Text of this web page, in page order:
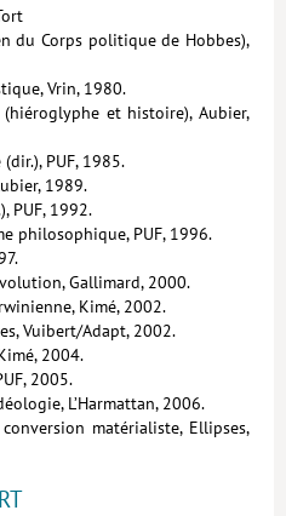
des titres
numériques <<
de…
de…
du Corps politique de Hobbes),
Vrin, 1980.
et histoire), Aubier,
PUF, 1985.
1989.
PUF, 1992.
philosophique, PUF, 1996.
Gallimard, 2000.
Kimé, 2002.
Vuibert/Adapt, 2002.
2004.
2005.
L’Harmattan, 2006.
matérialiste, Ellipses,